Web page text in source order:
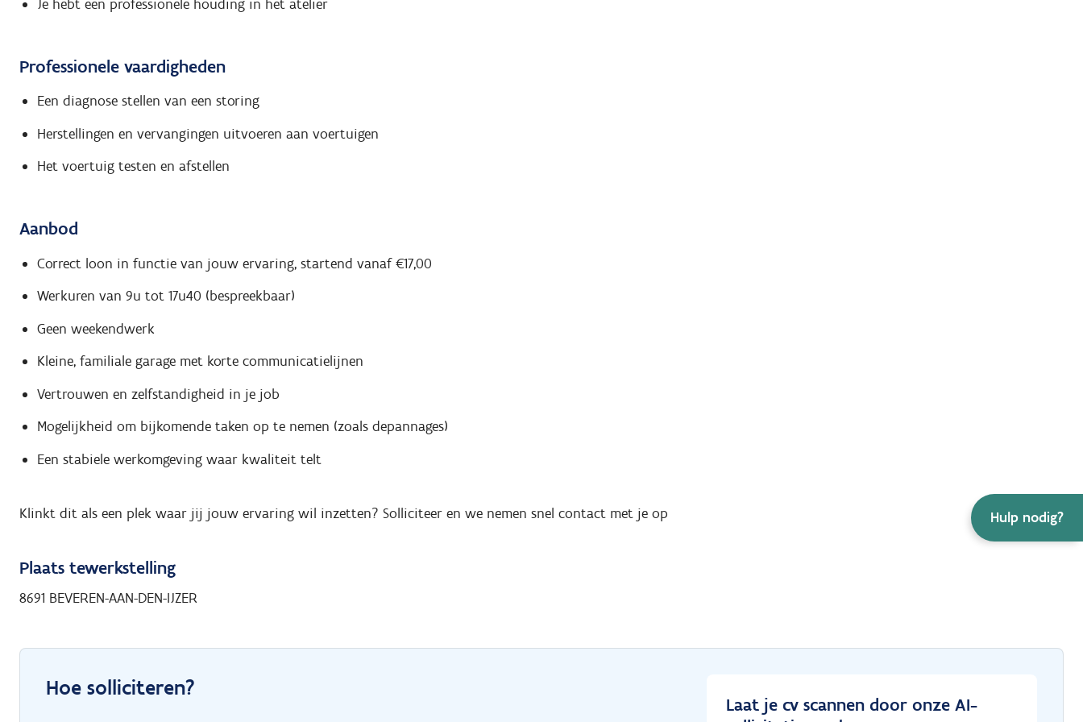
Hulp nodig?
Je hebt een professionele houding in het atelier
Professionele vaardigheden
Een diagnose stellen van een storing
Herstellingen en vervangingen uitvoeren aan voertuigen
Het voertuig testen en afstellen
Aanbod
Correct loon in functie van jouw ervaring, startend vanaf €17,00
Werkuren van 9u tot 17u40 (bespreekbaar)
Geen weekendwerk
Kleine, familiale garage met korte communicatielijnen
Vertrouwen en zelfstandigheid in je job
Mogelijkheid om bijkomende taken op te nemen (zoals depannages)
Een stabiele werkomgeving waar kwaliteit telt
Klinkt dit als een plek waar jij jouw ervaring wil inzetten? Solliciteer en we nemen snel contact met je op
Plaats tewerkstelling
8691 BEVEREN-AAN-DEN-IJZER
Hoe solliciteren?
Laat je cv scannen door onze AI-